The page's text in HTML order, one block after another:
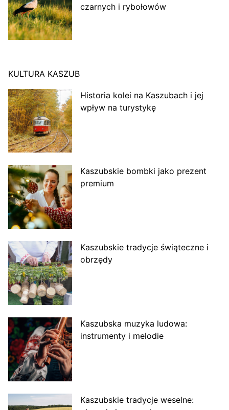
czarnych i rybołowów
KULTURA KASZUB
Historia kolei na Kaszubach i jej
wpływ na turystykę
Kaszubskie bombki jako prezent
premium
Kaszubskie tradycje świąteczne i
obrzędy
Kaszubska muzyka ludowa:
instrumenty i melodie
Kaszubskie tradycje weselne: